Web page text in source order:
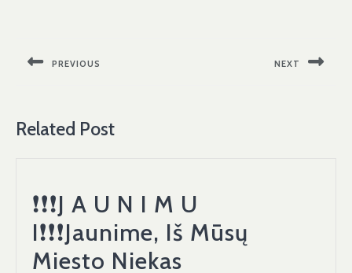
PREVIOUS NEXT
Related Post
❗❗❗J A U N I M U
I❗❗❗Jaunime, Iš Mūsų
Miesto Niekas